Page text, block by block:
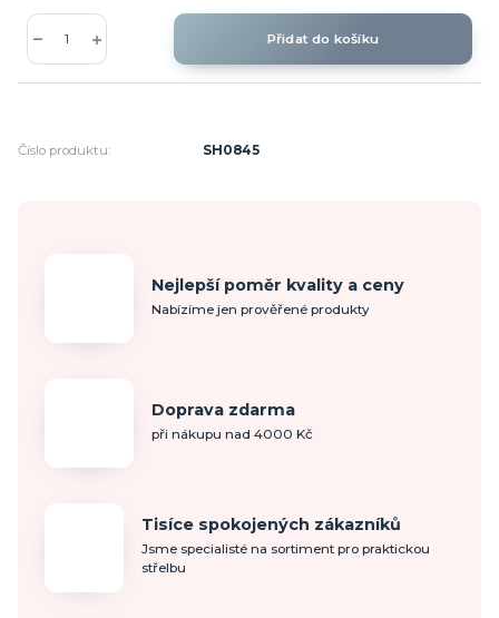
Přidat do košíku
Číslo produktu: SH0845
Nejlepší poměr kvality a ceny
Nabízíme jen prověřené produkty
Doprava zdarma
při nákupu nad 4000 Kč
Tisíce spokojených zákazníků
Jsme specialisté na sortiment pro praktickou
střelbu